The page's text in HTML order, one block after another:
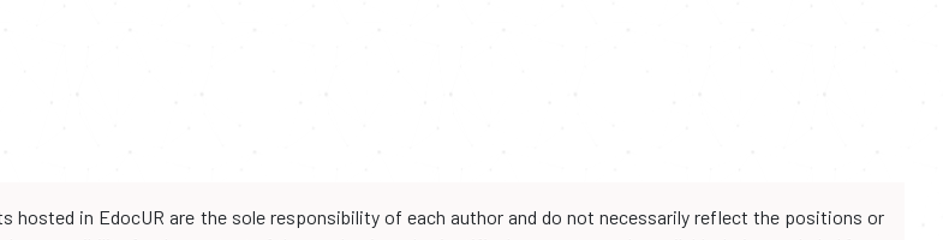
hosted in EdocUR are the sole responsibility of each author and do not necessarily reflect the positions or